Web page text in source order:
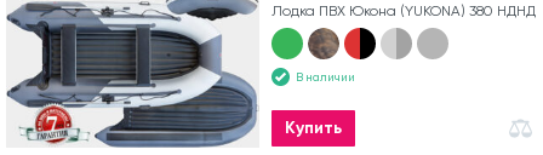
Лодка ПВХ Юкона (YUKONA) 380 НДНД
В наличии
Купить